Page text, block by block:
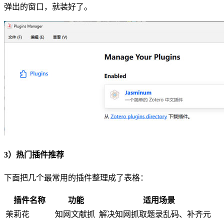
弹出的窗口，就装好了。
3）热门插件推荐
下面把几个最常用的插件整理成了表格：
插件名称 功能
适用场景
茉莉花
知网文献抓 解决知网抓取题录乱码、补齐元